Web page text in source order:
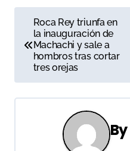
a
e
Roca Rey triunfa en
la inauguración de
Machachi y sale a
hombros tras cortar
tres orejas
By